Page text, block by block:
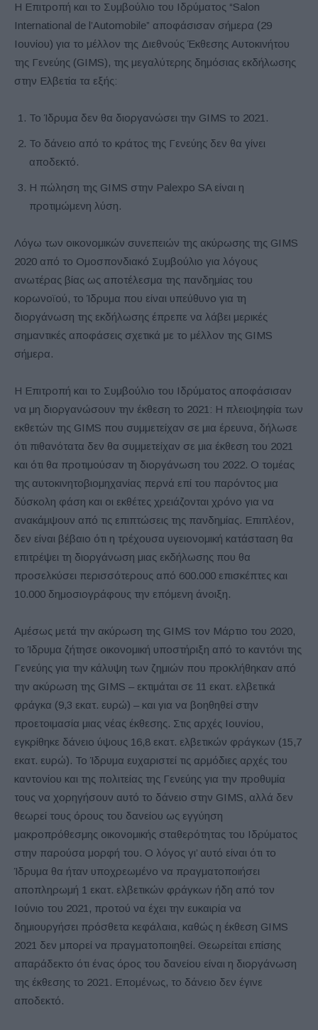
Η Επιτροπή και το Συμβούλιο του Ιδρύματος “Salon
International de l’Automobile” αποφάσισαν σήμερα (29
Ιουνίου) για το μέλλον της Διεθνούς Έκθεσης Αυτοκινήτου
της Γενεύης (GIMS), της μεγαλύτερης δημόσιας εκδήλωσης
στην Ελβετία τα εξής:
Το Ίδρυμα δεν θα διοργανώσει την GIMS το 2021.
Το δάνειο από το κράτος της Γενεύης δεν θα γίνει
αποδεκτό.
Η πώληση της GIMS στην Palexpo SA είναι η
προτιμώμενη λύση.
Λόγω των οικονομικών συνεπειών της ακύρωσης της GIMS
2020 από το Ομοσπονδιακό Συμβούλιο για λόγους
ανωτέρας βίας ως αποτέλεσμα της πανδημίας του
κορωνοϊού, το Ίδρυμα που είναι υπεύθυνο για τη
διοργάνωση της εκδήλωσης έπρεπε να λάβει μερικές
σημαντικές αποφάσεις σχετικά με το μέλλον της GIMS
σήμερα.
Η Επιτροπή και το Συμβούλιο του Ιδρύματος αποφάσισαν
να μη διοργανώσουν την έκθεση το 2021: Η πλειοψηφία των
εκθετών της GIMS που συμμετείχαν σε μια έρευνα, δήλωσε
ότι πιθανότατα δεν θα συμμετείχαν σε μια έκθεση του 2021
και ότι θα προτιμούσαν τη διοργάνωση του 2022. Ο τομέας
της αυτοκινητοβιομηχανίας περνά επί του παρόντος μια
δύσκολη φάση και οι εκθέτες χρειάζονται χρόνο για να
ανακάμψουν από τις επιπτώσεις της πανδημίας. Επιπλέον,
δεν είναι βέβαιο ότι η τρέχουσα υγειονομική κατάσταση θα
επιτρέψει τη διοργάνωση μιας εκδήλωσης που θα
προσελκύσει περισσότερους από 600.000 επισκέπτες και
10.000 δημοσιογράφους την επόμενη άνοιξη.
Αμέσως μετά την ακύρωση της GIMS τον Μάρτιο του 2020,
το Ίδρυμα ζήτησε οικονομική υποστήριξη από το καντόνι της
Γενεύης για την κάλυψη των ζημιών που προκλήθηκαν από
την ακύρωση της GIMS – εκτιμάται σε 11 εκατ. ελβετικά
φράγκα (9,3 εκατ. ευρώ) – και για να βοηθηθεί στην
προετοιμασία μιας νέας έκθεσης. Στις αρχές Ιουνίου,
εγκρίθηκε δάνειο ύψους 16,8 εκατ. ελβετικών φράγκων (15,7
εκατ. ευρώ). Το Ίδρυμα ευχαριστεί τις αρμόδιες αρχές του
καντονίου και της πολιτείας της Γενεύης για την προθυμία
τους να χορηγήσουν αυτό το δάνειο στην GIMS, αλλά δεν
θεωρεί τους όρους του δανείου ως εγγύηση
μακροπρόθεσμης οικονομικής σταθερότητας του Ιδρύματος
στην παρούσα μορφή του. Ο λόγος γι’ αυτό είναι ότι το
Ίδρυμα θα ήταν υποχρεωμένο να πραγματοποιήσει
αποπληρωμή 1 εκατ. ελβετικών φράγκων ήδη από τον
Ιούνιο του 2021, προτού να έχει την ευκαιρία να
δημιουργήσει πρόσθετα κεφάλαια, καθώς η έκθεση GIMS
2021 δεν μπορεί να πραγματοποιηθεί. Θεωρείται επίσης
απαράδεκτο ότι ένας όρος του δανείου είναι η διοργάνωση
της έκθεσης το 2021. Επομένως, το δάνειο δεν έγινε
αποδεκτό.